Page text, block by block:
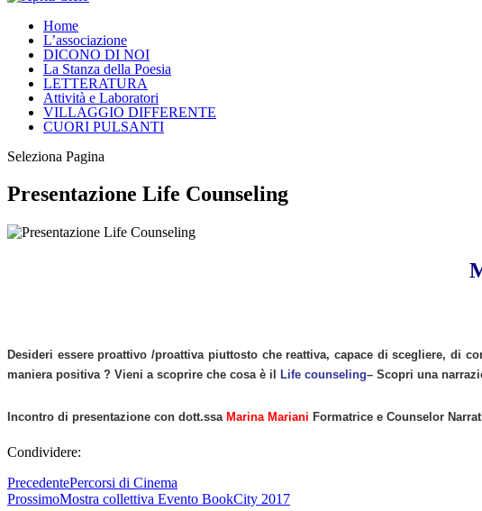
Home
L’associazione
DICONO DI NOI
La Stanza della Poesia
LETTERATURA
Attività e Laboratori
VILLAGGIO DIFFERENTE
CUORI PULSANTI
Seleziona Pagina
Presentazione Life Counseling
Desideri essere proattivo /proattiva piuttosto che reattiva, capace di scegliere, di
maniera positiva ? Vieni a scoprire che cosa è il
Life counseling– Scopri una
Incontro di presentazione con dott.ssa Marina Mariani Formatrice e Counselor
Condividere:
PrecedentePercorsi di Cinema
ProssimoMostra collettiva Evento BookCity 2017